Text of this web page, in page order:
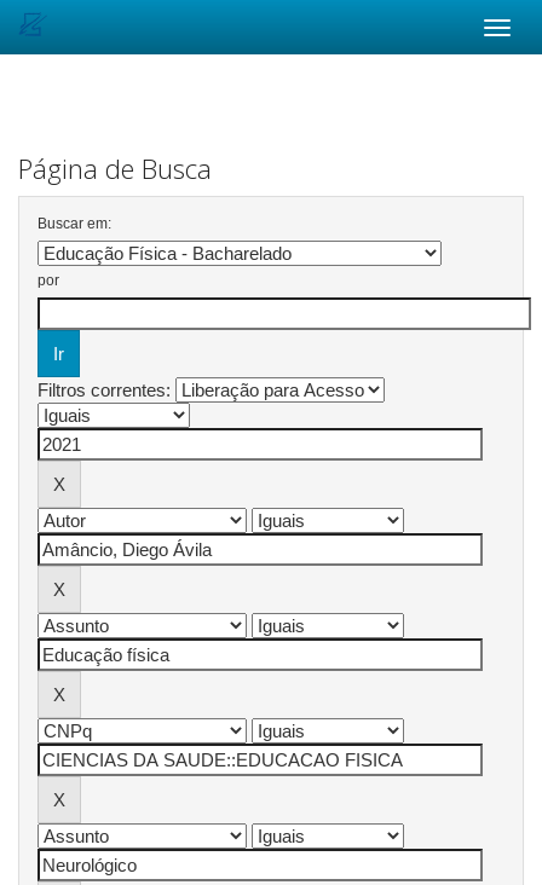
Página de Busca
Buscar em:
por
Filtros correntes: